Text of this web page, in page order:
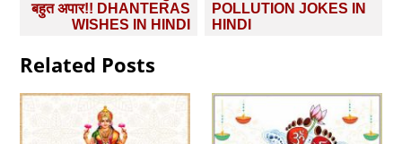
navigation
बहुत अपार!! DHANTERAS
WISHES IN HINDI
POLLUTION JOKES IN
HINDI
Related Posts